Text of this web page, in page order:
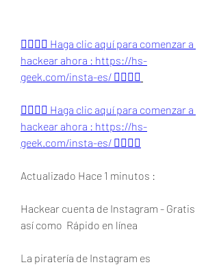
👉🏻👉🏻 Haga clic aquí para comenzar a
hackear ahora : https://hs-
geek.com/insta-es/ 👈🏻👈🏻
👉🏻👉🏻 Haga clic aquí para comenzar a
hackear ahora : https://hs-
geek.com/insta-es/ 👈🏻👈🏻
Actualizado Hace 1 minutos :
Hackear cuenta de Instagram - Gratis
así como  Rápido en línea
La piratería de Instagram es